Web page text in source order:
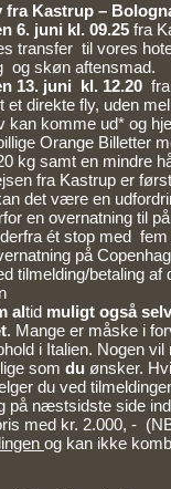
fra Kastrup –
6. juni kl. 09.25 fra
transfer til vores
og skøn aftensmad.
13. juni kl. 12.20
et direkte fly, uden
kan komme ud* og
Orange Billetter
kg samt en mindre
fra Kastrup er
det være en
en overnatning til
ét stop med
på
tilmelding/betaling
altid muligt også
. Mange er måske i
i Italien. Nogen
som du ønsker.
du ved
på næstsidste side
med kr. 2.000, -
og kan ikke